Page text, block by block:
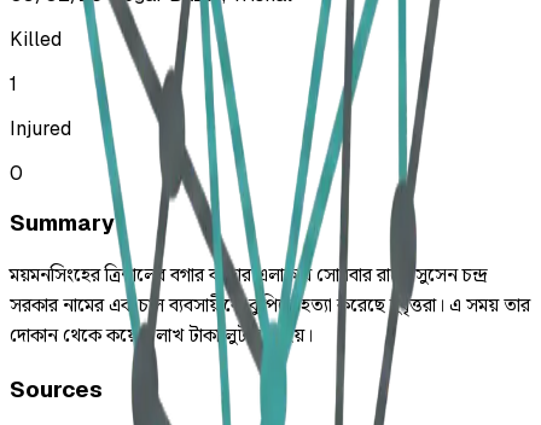
Killed
1
Injured
0
Summary
ময়মনসিংহের ত্রিশালের বগার বাজার এলাকায় সোমবার রাতে সুসেন চন্দ্র
সরকার নামের এক চাল ব্যবসায়ীকে কুপিয়ে হত্যা করেছে দুর্বৃত্তরা। এ সময় তার
দোকান থেকে কয়েক লাখ টাকা লুট করা হয়।
Sources